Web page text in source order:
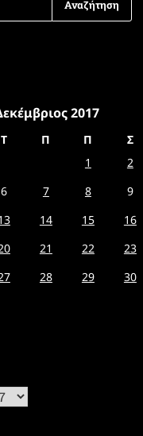
2017
Τ Π Π Σ
1
2
6 7 8 9
14 15 16
21 22 23
28 29 30